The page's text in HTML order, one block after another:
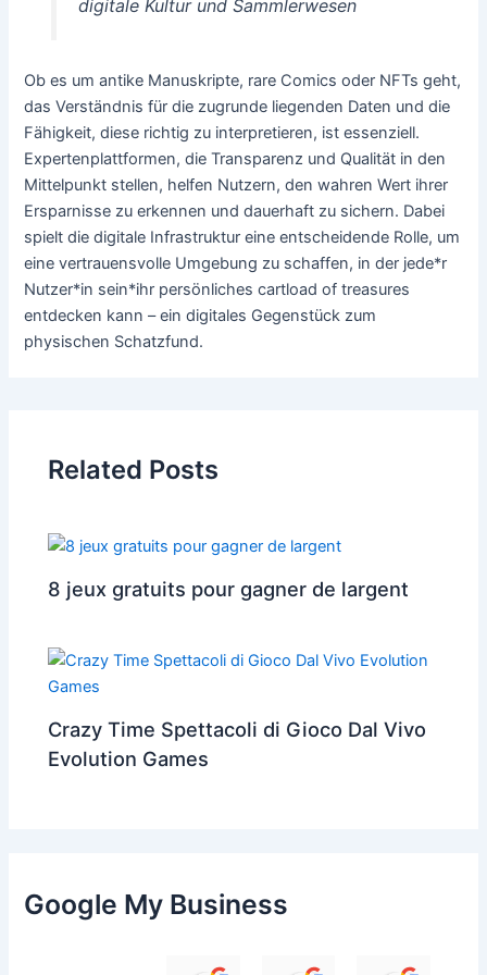
digitale Kultur und Sammlerwesen
Ob es um antike Manuskripte, rare Comics oder NFTs geht,
das Verständnis für die zugrunde liegenden Daten und die
Fähigkeit, diese richtig zu interpretieren, ist essenziell.
Expertenplattformen, die Transparenz und Qualität in den
Mittelpunkt stellen, helfen Nutzern, den wahren Wert ihrer
Ersparnisse zu erkennen und dauerhaft zu sichern. Dabei
spielt die digitale Infrastruktur eine entscheidende Rolle, um
eine vertrauensvolle Umgebung zu schaffen, in der jede*r
Nutzer*in sein*ihr persönlichescartload of treasures
entdecken kann – ein digitales Gegenstück zum
physischen Schatzfund.
Related Posts
8 jeux gratuits pour gagner de largent
Crazy Time Spettacoli di Gioco Dal Vivo
Evolution Games
Google My Business